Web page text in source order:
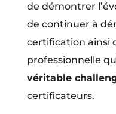
de démontrer
de continuer à
certification ainsi
professionnelle
véritable
certificateurs.